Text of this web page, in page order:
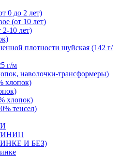
0 до 2 лет)
(от 10 лет)
2-10 лет)
плотности шуйская (142 г/
г/м
наволочки-трансформеры)
хлопок)
хлопок)
тенсел)
И БЕЗ)